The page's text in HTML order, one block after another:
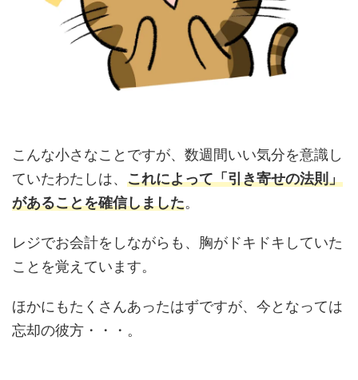
こんな小さなことですが、数週間いい気分を意識し
ていたわたしは、 これによって「引き寄せの法則」
があることを確信しました。
レジでお会計をしながらも、胸がドキドキしていた
ことを覚えています。
ほかにもたくさんあったはずですが、今となっては
忘却の彼方・・・。